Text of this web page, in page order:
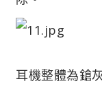
耳機整體為鎗